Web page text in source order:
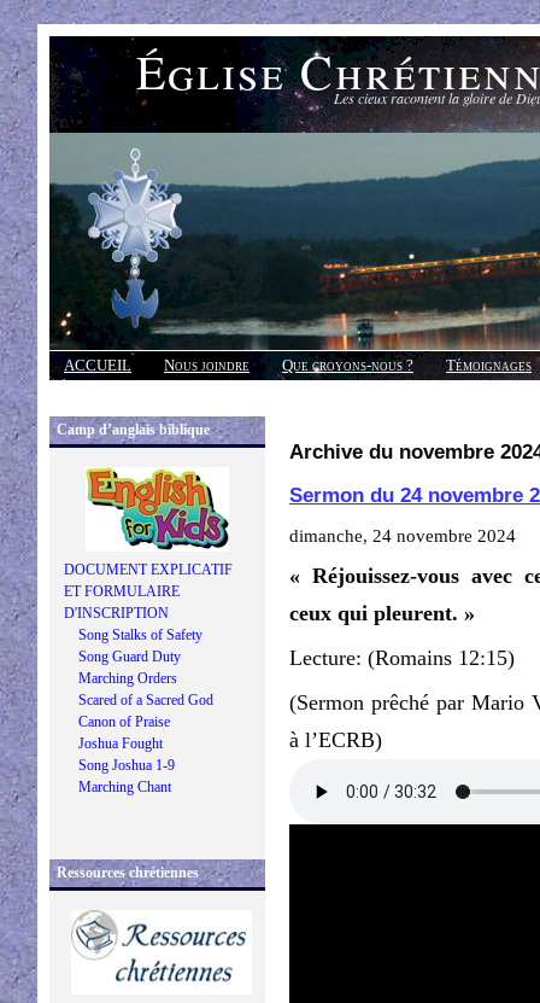
Église Les cieux racontent la gloire de
ACCUEIL Nous joindre Que croyons-nous ?
Témoignages
Réponses
Camp d’anglais biblique
DOCUMENT EXPLICATIF
ET FORMULAIRE
D'INSCRIPTION
Song Stalks of Safety
Song Guard Duty
Marching Orders
Scared of a Sacred God
Canon of Praise
Joshua Fought
Song Joshua 1-9
Marching Chant
Ressources chrétiennes
Archive du novembre
Sermon du 24 novembre
dimanche, 24 novembre 2024
« Réjouissez-vous avec
ceux qui pleurent. »
Lecture: (Romains 12:15)
(Sermon prêché par Mario
à l’ECRB)